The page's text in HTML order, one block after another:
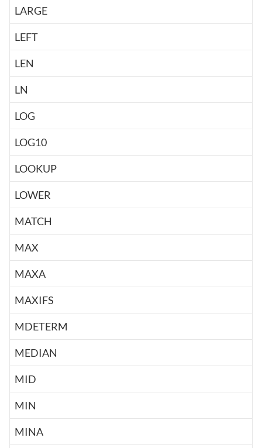
LARGE
LEFT
LEN
LN
LOG
LOG10
LOOKUP
LOWER
MATCH
MAX
MAXA
MAXIFS
MDETERM
MEDIAN
MID
MIN
MINA